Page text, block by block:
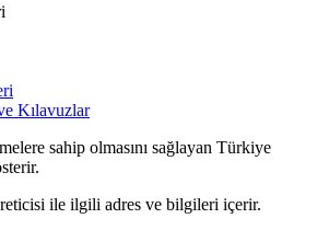
Kılavuzlar
sahip olmasını sağlayan Türkiye
ile ilgili adres ve bilgileri içerir.